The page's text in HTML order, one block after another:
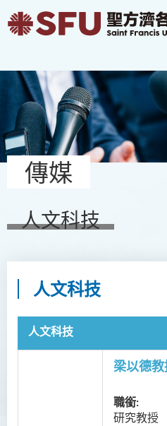
傳媒
人文科技
人文科技
人文科技
梁以德教
職銜:
研究教授